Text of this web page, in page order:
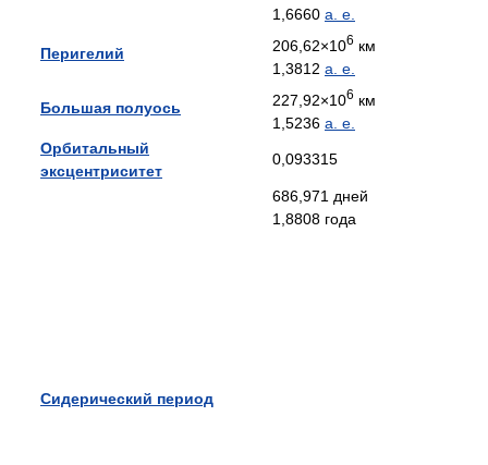
1,6660 а. е.
Перигелий 206,62×106 км
1,3812 а. е.
Большая полуось 227,92×106 км
1,5236 а. е.
Орбитальный
эксцентриситет
0,093315
Сидерический период
686,971 дней
1,8808 года